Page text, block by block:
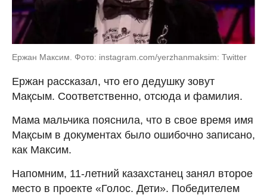
Ержан Максим. Фото: instagram.com/yerzhanmaksim: Twitter
Ержан рассказал, что его дедушку зовут
Мақсым. Соответственно, отсюда и фамилия.
Мама мальчика пояснила, что в свое время имя
Мақсым в документах было ошибочно записано,
как Максим.
Напомним, 11-летний казахстанец занял второе
место в проекте «Голос. Дети». Победителем